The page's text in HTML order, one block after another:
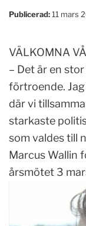
Publicerad:11 mars
VÄLKOMNA
– Det är en
förtroende.
där vi
starkaste
som valdes till
Marcus Wallin
årsmötet 3